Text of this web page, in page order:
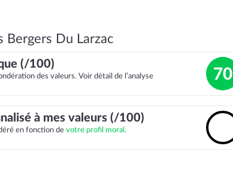
Bergers Du Larzac
(/100)
des valeurs. Voir détail de l’analyse
70
à mes valeurs (/100)
en fonction de votre profil moral.